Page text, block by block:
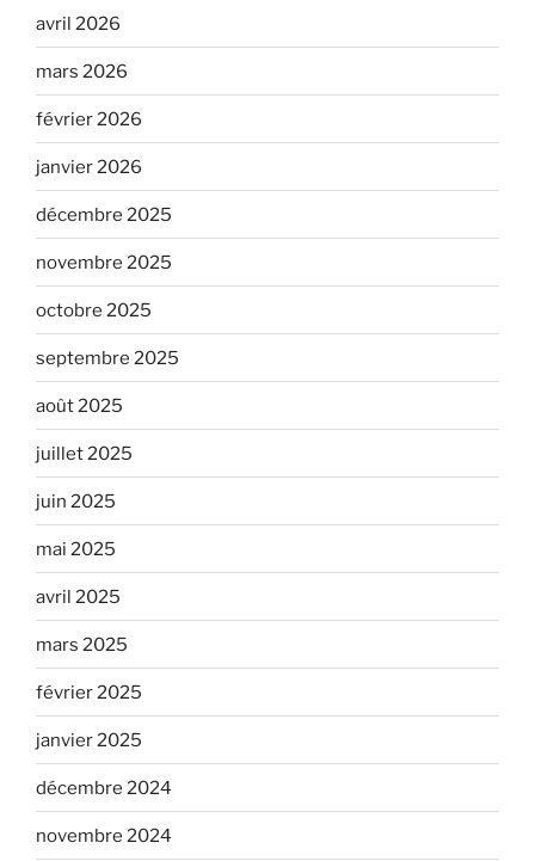
avril 2026
mars 2026
février 2026
janvier 2026
décembre 2025
novembre 2025
octobre 2025
septembre 2025
août 2025
juillet 2025
juin 2025
mai 2025
avril 2025
mars 2025
février 2025
janvier 2025
décembre 2024
novembre 2024